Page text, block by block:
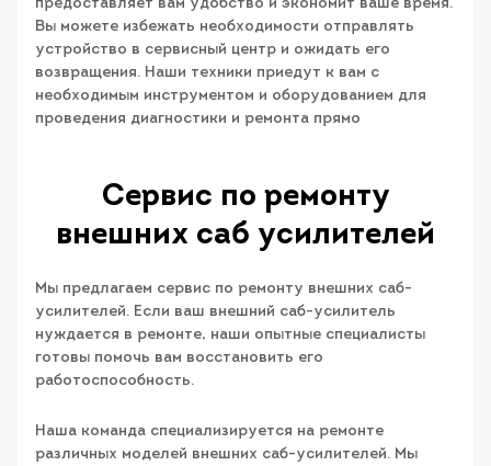
предоставляет вам удобство и экономит ваше время.
Вы можете избежать необходимости отправлять
устройство в сервисный центр и ожидать его
возвращения. Наши техники приедут к вам с
необходимым инструментом и оборудованием для
проведения диагностики и ремонта прямо
Сервис по ремонту
внешних саб усилителей
Мы предлагаем сервис по ремонту внешних саб-
усилителей. Если ваш внешний саб-усилитель
нуждается в ремонте, наши опытные специалисты
готовы помочь вам восстановить его
работоспособность.
Наша команда специализируется на ремонте
различных моделей внешних саб-усилителей. Мы